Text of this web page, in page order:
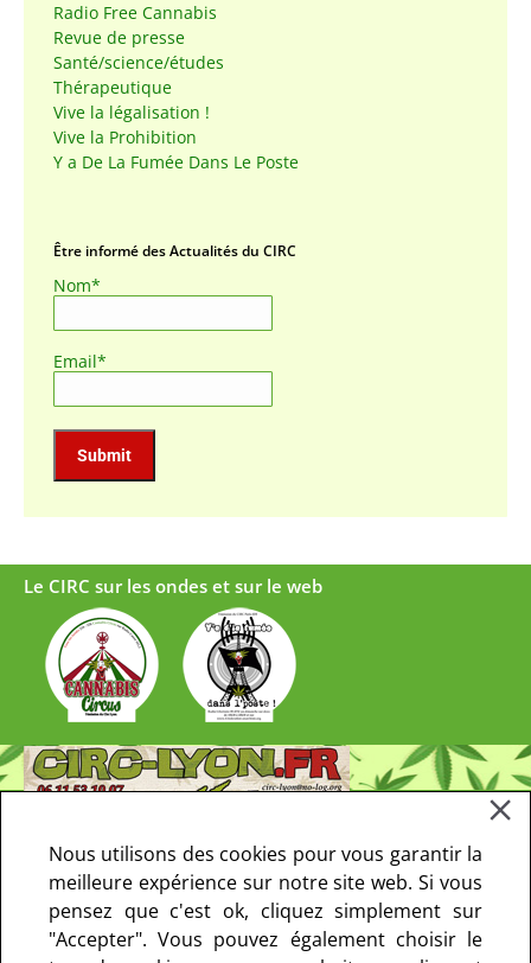
Radio Free Cannabis
Revue de presse
Santé/science/études
Thérapeutique
Vive la légalisation !
Vive la Prohibition
Y a De La Fumée Dans Le Poste
Être informé des Actualités du CIRC
Nom*
Email*
Le CIRC sur les ondes et sur le web
Nous utilisons des cookies pour vous garantir la
meilleure expérience sur notre site web. Si vous
pensez que c'est ok, cliquez simplement sur
"Accepter". Vous pouvez également choisir le